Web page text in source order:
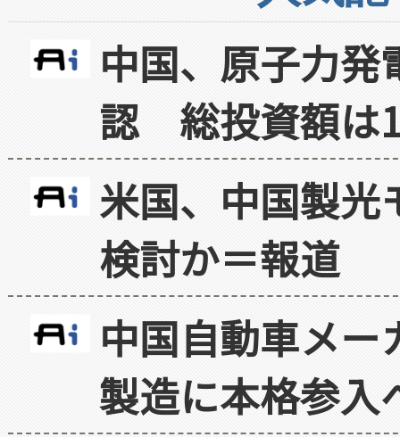
中国、原子力
認 総投資額は
米国、中国製光
検討か＝報道
中国自動車メ
製造に本格参入